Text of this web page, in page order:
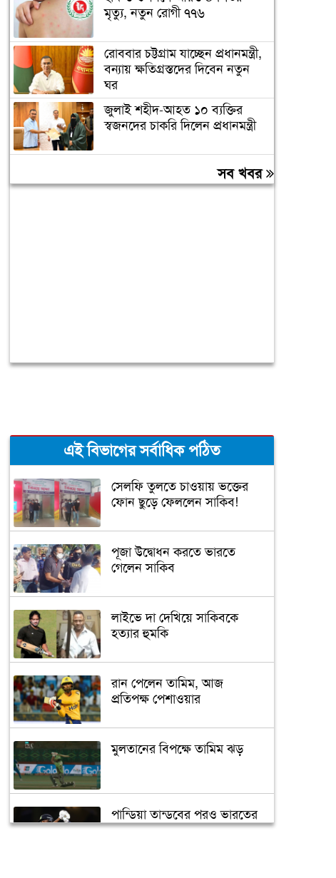
মৃত্যু, নতুন রোগী ৭৭৬
রোববার চট্টগ্রাম যাচ্ছেন প্রধানমন্ত্রী,
বন্যায় ক্ষতিগ্রস্তদের দিবেন নতুন
ঘর
জুলাই শহীদ-আহত ১০ ব্যক্তির
স্বজনদের চাকরি দিলেন প্রধানমন্ত্রী
জুলাই যোদ্ধাসহ ৩ জনকে
অটোরিকশা ও রিকশা উপহারসব খবর
এই বিভাগের সর্বাধিক পঠিত
সেলফি তুলতে চাওয়ায় ভক্তের
ফোন ছুড়ে ফেললেন সাকিব!
পূজা উদ্বোধন করতে ভারতে
গেলেন সাকিব
লাইভে দা দেখিয়ে সাকিবকে
হত্যার হুমকি
রান পেলেন তামিম, আজ
প্রতিপক্ষ পেশাওয়ার
মুলতানের বিপক্ষে তামিম ঝড়
পান্ডিয়া তান্ডবের পরও ভারতের
বড় পরাজয়